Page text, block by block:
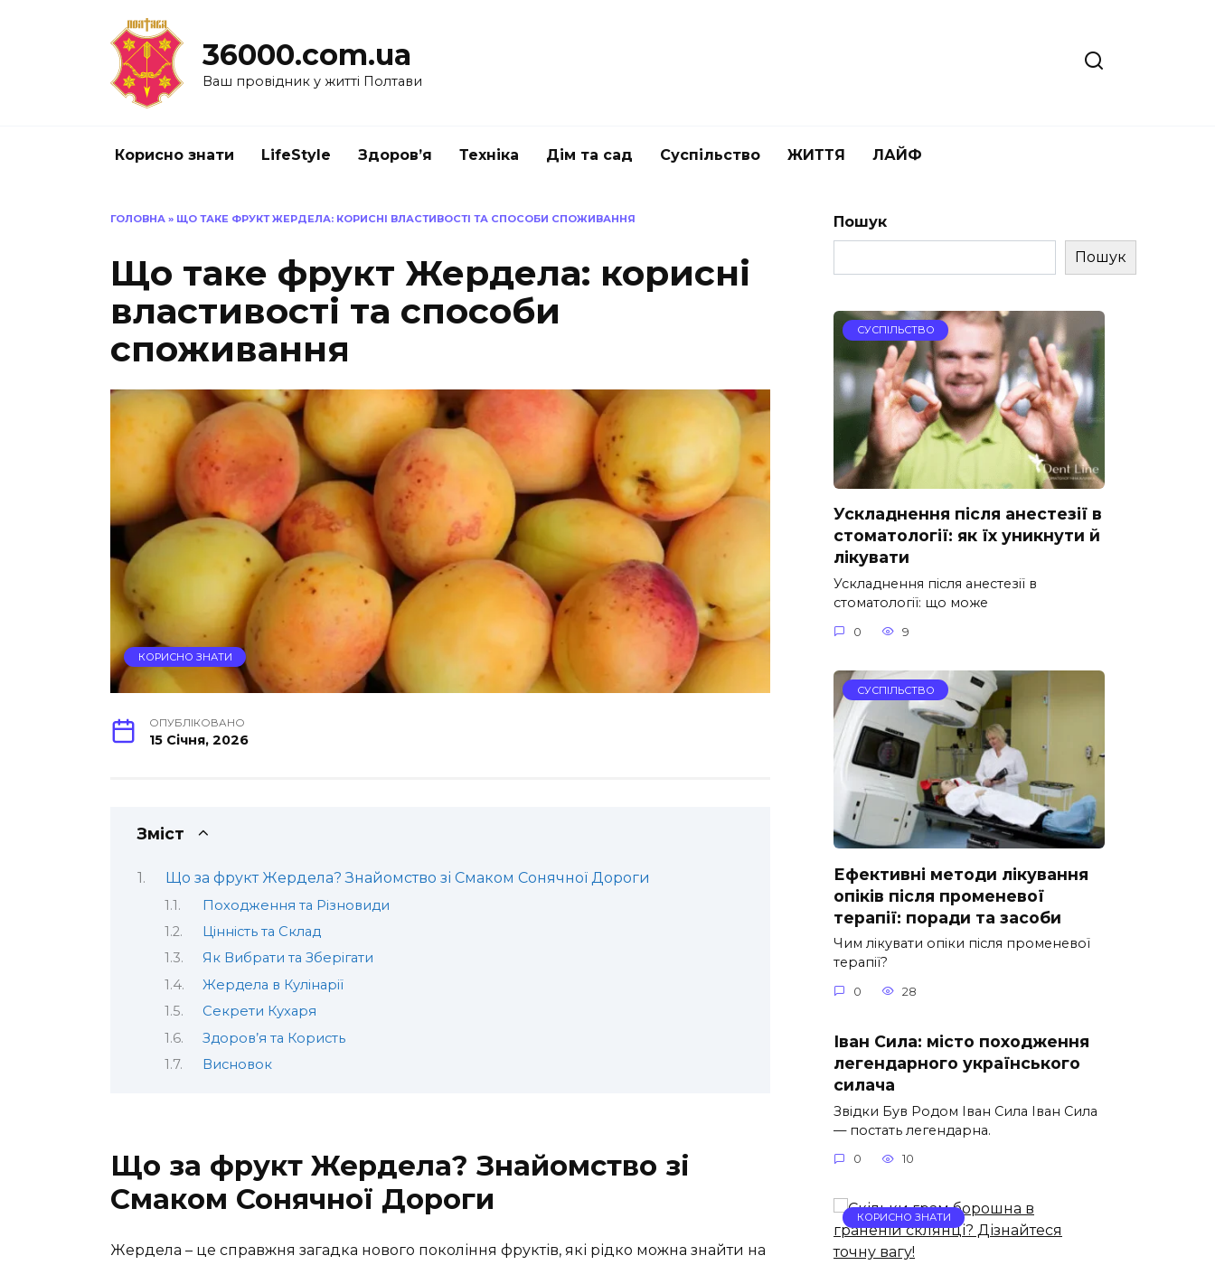
36000.com.ua
Ваш провідник у житті Полтави
Корисно знати LifeStyle Здоров’я Техніка Дім та сад Суспільство ЖИТТЯ ЛАЙФ
ГОЛОВНА » ЩО ТАКЕ ФРУКТ ЖЕРДЕЛА: КОРИСНІ ВЛАСТИВОСТІ ТА СПОСОБИ СПОЖИВАННЯ
Що таке фрукт Жердела: корисні
властивості та способи
споживання
КОРИСНО ЗНАТИ
ОПУБЛІКОВАНО
15 Січня, 2026
Зміст
Що за фрукт Жердела? Знайомство зі Смаком Сонячної Дороги
Походження та Різновиди
Цінність та Склад
Як Вибрати та Зберігати
Жердела в Кулінарії
Секрети Кухаря
Здоров’я та Користь
Висновок
Що за фрукт Жердела? Знайомство зі
Смаком Сонячної Дороги
Жердела – це справжня загадка нового покоління фруктів, які рідко можна знайти на
Пошук
Пошук
СУСПІЛЬСТВО
Ускладнення після анестезії в
стоматології: як їх уникнути й
лікувати
Ускладнення після анестезії в
стоматології: що може
0 9
СУСПІЛЬСТВО
Ефективні методи лікування
опіків після променевої
терапії: поради та засоби
Чим лікувати опіки після променевої
терапії?
0 28
Іван Сила: місто походження
легендарного українського
силача
Звідки Був Родом Іван Сила Іван Сила
— постать легендарна.
0 10
КОРИСНО ЗНАТИ